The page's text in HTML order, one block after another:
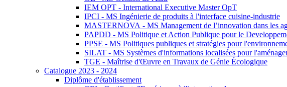
IEM OPT - International Executive Master OpT
IPCI - MS Ingénierie de produits à l'interface cuisine-industrie
MASTERNOVA - MS Management de l’innovation dans les
PAPDD - MS Politique et Action Publique pour le
PPSE - MS Politiques publiques et stratégies pour
SILAT - MS Systèmes d'informations localisées pour
TGE - Maîtrise d'Œuvre en Travaux de Génie Écologique
Catalogue 2023 - 2024
Diplôme d'établissement